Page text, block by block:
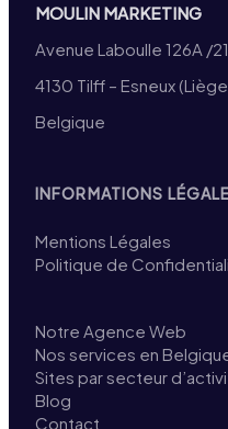
MOULIN MARKETING
Avenue Laboulle 126A /21
4130 Tilff – Esneux
Belgique
INFORMATIONS
Mentions Légales
Politique de
Notre Agence Web
Nos services en
Sites par secteur
Blog
Contact